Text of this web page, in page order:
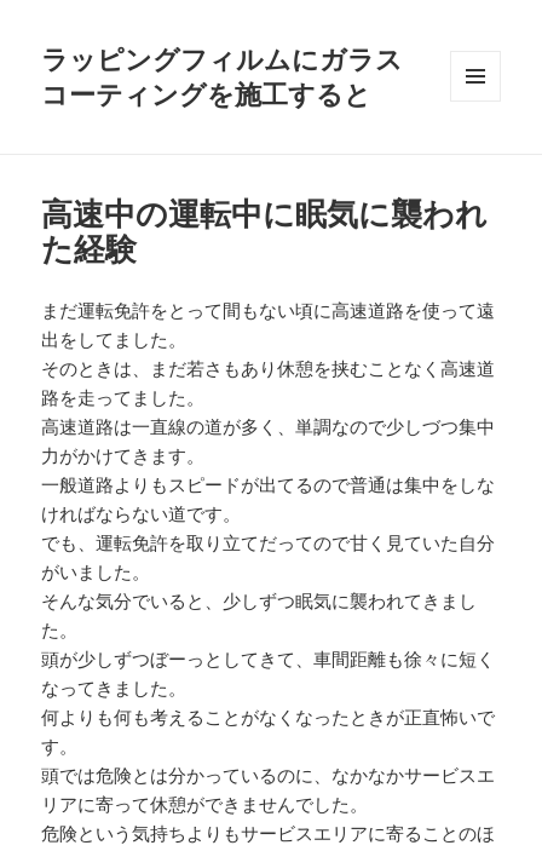
ラッピングフィルムにガラス
コーティングを施工すると
高速中の運転中に眠気に襲われ
た経験
まだ運転免許をとって間もない頃に高速道路を使って遠
出をしてました。
そのときは、まだ若さもあり休憩を挟むことなく高速道
路を走ってました。
高速道路は一直線の道が多く、単調なので少しづつ集中
力がかけてきます。
一般道路よりもスピードが出てるので普通は集中をしな
ければならない道です。
でも、運転免許を取り立てだってので甘く見ていた自分
がいました。
そんな気分でいると、少しずつ眠気に襲われてきまし
た。
頭が少しずつぼーっとしてきて、車間距離も徐々に短く
なってきました。
何よりも何も考えることがなくなったときが正直怖いで
す。
頭では危険とは分かっているのに、なかなかサービスエ
リアに寄って休憩ができませんでした。
危険という気持ちよりもサービスエリアに寄ることのほ